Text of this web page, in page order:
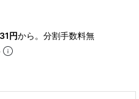
円から。分割手数料無